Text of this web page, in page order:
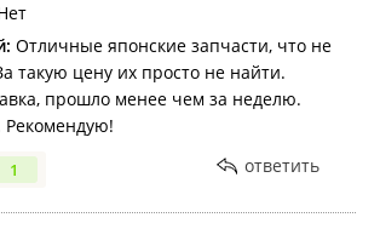
Отличные японские запчасти, что не
такую цену их просто не найти.
прошло менее чем за неделю.
Рекомендую!
1 ответить